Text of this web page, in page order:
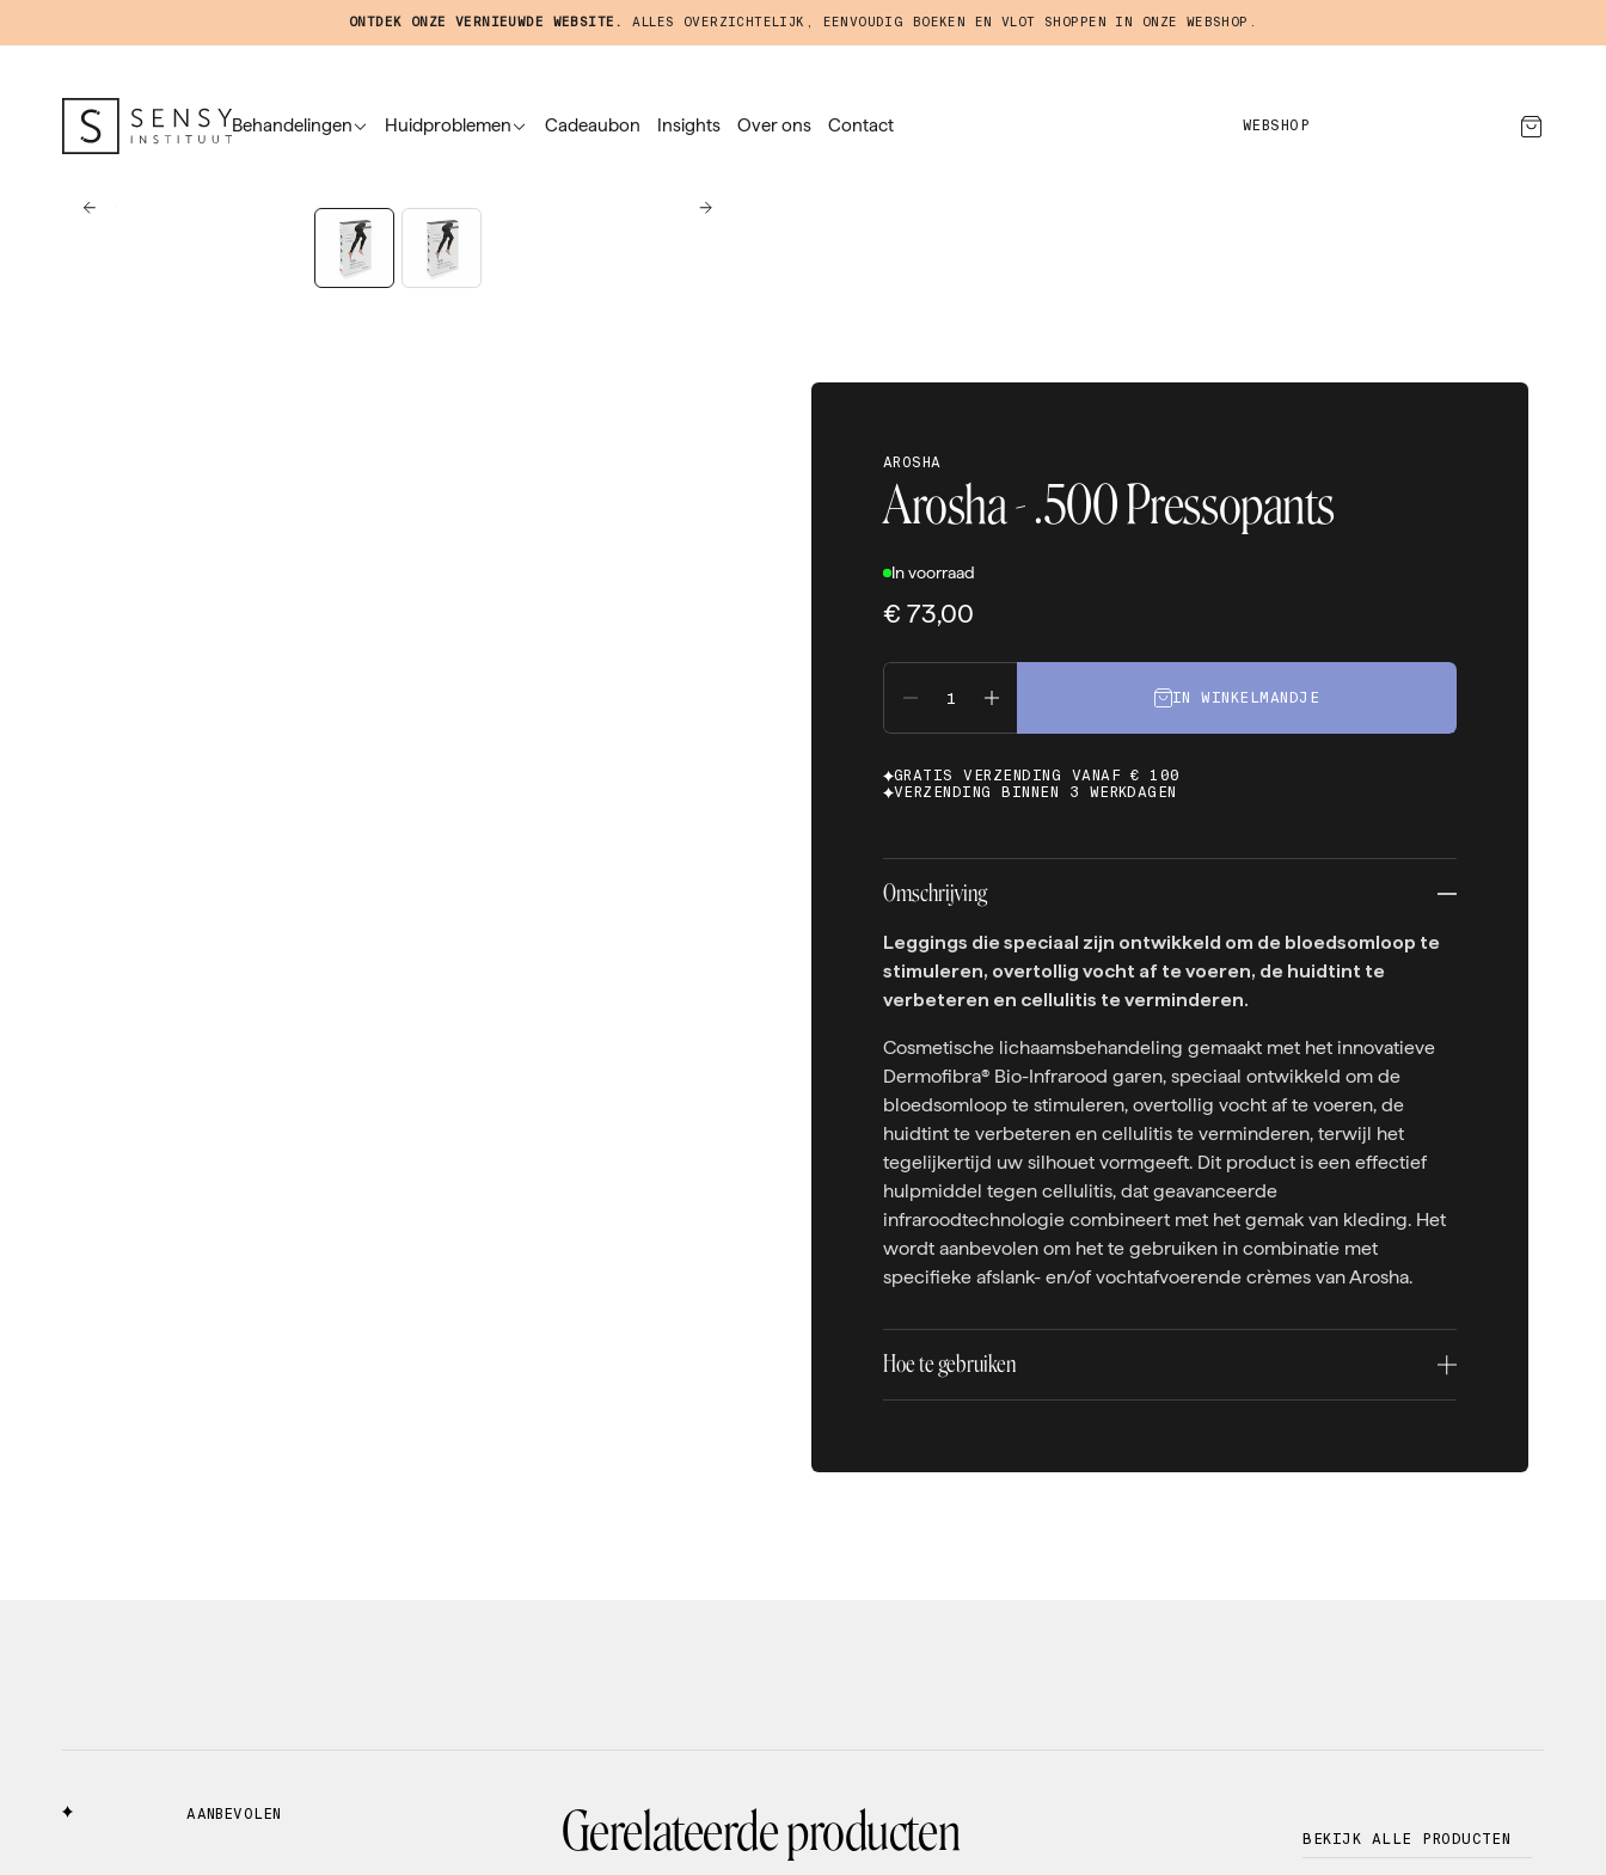
ONTDEK ONZE VERNIEUWDE WEBSITE. ALLES OVERZICHTELIJK, EENVOUDIG BOEKEN EN VLOT SHOPPEN IN ONZE WEBSHOP.
Behandelingen Huidproblemen Cadeaubon Insights Over ons Contact WEBSHOP
AROSHA
Arosha - .500 Pressopants
In voorraad
€ 73,00
IN WINKELMANDJE
GRATIS VERZENDING VANAF € 100
VERZENDING BINNEN 3 WERKDAGEN
Omschrijving
Leggings die speciaal zijn ontwikkeld om de bloedsomloop te
stimuleren, overtollig vocht af te voeren, de huidtint te
verbeteren en cellulitis te verminderen.
Cosmetische lichaamsbehandeling gemaakt met het innovatieve
Dermofibra® Bio-Infrarood garen, speciaal ontwikkeld om de
bloedsomloop te stimuleren, overtollig vocht af te voeren, de
huidtint te verbeteren en cellulitis te verminderen, terwijl het
tegelijkertijd uw silhouet vormgeeft. Dit product is een effectief
hulpmiddel tegen cellulitis, dat geavanceerde
infraroodtechnologie combineert met het gemak van kleding. Het
wordt aanbevolen om het te gebruiken in combinatie met
specifieke afslank- en/of vochtafvoerende crèmes van Arosha.
Hoe te gebruiken
AANBEVOLEN Gerelateerde producten BEKIJK ALLE PRODUCTEN